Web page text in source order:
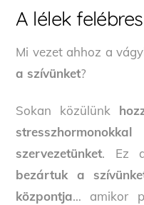
A lélek
Mi vezet ahhoz a
a szívünket?
Sokan közülünk
szervezetünket. Ez
bezártuk a
központja… amikor